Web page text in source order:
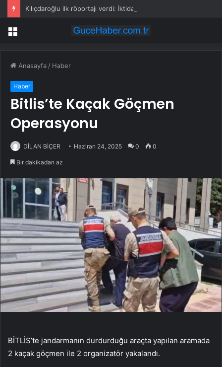
Menü
Anasayfa / Haber
Haber
Bitlis’te Kaçak Göçmen
Operasyonu
DİLAN BİÇER Haziran 24, 2025 0 0
Bir dakikadan az
BİTLİS’te jandarmanın durdurduğu araçta yapılan aramada
2 kaçak göçmen ile 2 organizatör yakalandı.